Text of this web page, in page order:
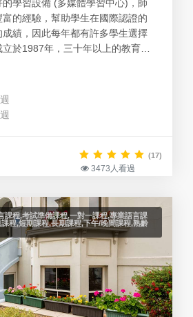
學習設備 (多媒體學習中心)，師
的經驗，幫助學生在國際認證的
績，因此每年都有許多學生選擇
於1987年，三十年以上的教育經
。以幫助學生為出發點，提供學
設備完善，每個分校均設有國際
學生提供各類升學，並定期舉辦
(17)
3473人看過
課程,考試準備課程,一對一課程,專業語言課
程,短期課程,長期課程,下午/晚間課程,熟齡